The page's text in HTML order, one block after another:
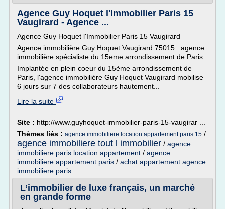
Agence Guy Hoquet l'Immobilier Paris 15
Vaugirard - Agence ...
Agence Guy Hoquet l'Immobilier Paris 15 Vaugirard
Agence immobilière Guy Hoquet Vaugirard 75015 : agence
immobilière spécialiste du 15eme arrondissement de Paris.
Implantée en plein coeur du 15ème arrondissement de
Paris, l'agence immobilière Guy Hoquet Vaugirard mobilise
6 jours sur 7 des collaborateurs hautement...
Lire la suite
Site : http://www.guyhoquet-immobilier-paris-15-vaugirar ...
Thèmes liés : agence immobiliere location appartement paris 15 /
agence immobiliere tout l immobilier / agence
immobiliere paris location appartement / agence
immobiliere appartement paris / achat appartement agence
immobiliere paris
L’immobilier de luxe français, un marché
en grande forme